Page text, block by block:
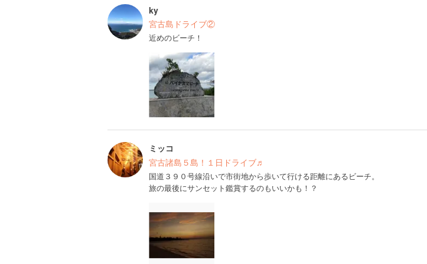
ky
宮古島ドライブ②
近めのビーチ！
ミッコ
宮古諸島５島！１日ドライブ♬
国道３９０号線沿いで市街地から歩いて行ける距離にあるビーチ。
旅の最後にサンセット鑑賞するのもいいかも！？